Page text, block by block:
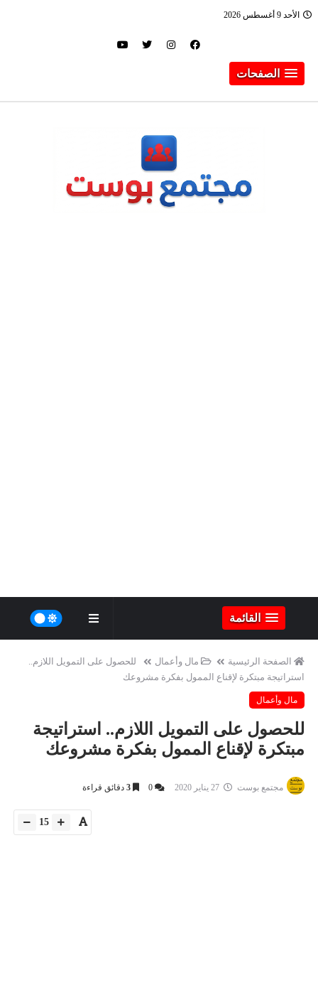
الأحد 9 أغسطس 2026
الصفحات
أسرة
مجتمع بوست
11 يوليو 2026
مصيدة الشاشات.. لما التكنولوجيا تسحب
عمرنا | الإدمان الالكتروني
أسرة
القائمة
الصفحة الرئيسية مال وأعمال
للحصول على التمويل اللازم..
استراتيجة مبتكرة لإقناع الممول بفكرة مشروعك
مال وأعمال
للحصول على التمويل اللازم.. استراتيجة
مبتكرة لإقناع الممول بفكرة مشروعك
مجتمع بوست 0
3 دقائق قراءة
15